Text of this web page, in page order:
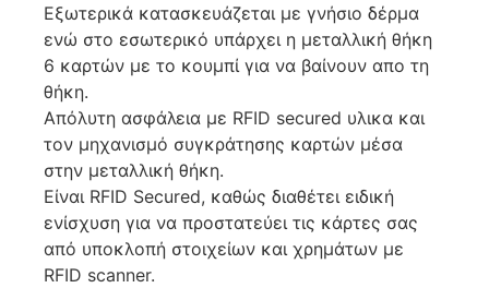
Εξωτερικά κατασκευάζεται με γνήσιο δέρμα
ενώ στο εσωτερικό υπάρχει η μεταλλική θήκη
6 καρτών με το κουμπί για να βαίνουν απο τη
θήκη.
Απόλυτη ασφάλεια με RFID secured υλικα και
τον μηχανισμό συγκράτησης καρτών μέσα
στην μεταλλική θήκη.
Είναι RFID Secured, καθώς διαθέτει ειδική
ενίσχυση για να προστατεύει τις κάρτες σας
από υποκλοπή στοιχείων και χρημάτων με
RFID scanner.